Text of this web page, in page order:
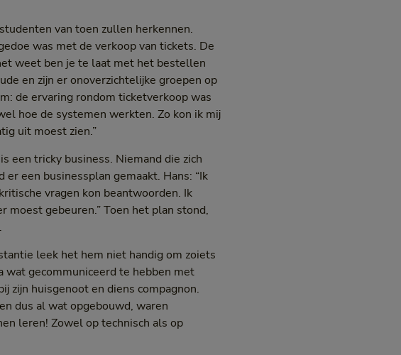
van toen zullen herkennen.
was met de verkoop van tickets. De
weet ben je te laat met het bestellen
en zijn er onoverzichtelijke groepen op
de ervaring rondom ticketverkoop was
hoe de systemen werkten. Zo kon ik mij
uit moest zien.”
een tricky business. Niemand die zich
een businessplan gemaakt. Hans: “Ik
vragen kon beantwoorden. Ik
gebeuren.” Toen het plan stond,
leek het hem niet handig om zoiets
wat gecommuniceerd te hebben met
zijn huisgenoot en diens compagnon.
dus al wat opgebouwd, waren
leren! Zowel op technisch als op